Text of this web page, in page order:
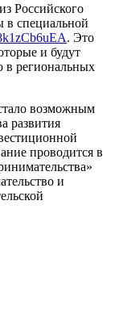
Российского
в специальной
. Это
и будут
региональных
возможным
развития
проводится в
и